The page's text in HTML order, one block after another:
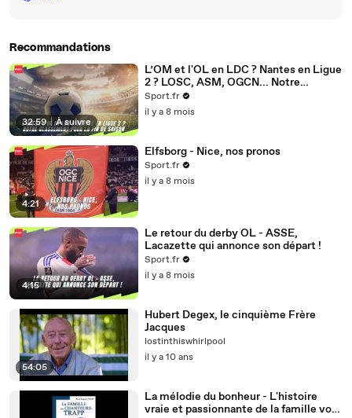
Recommandations
32:59 | À suivre
L’OM et l'OL en LDC ? Nantes en Ligue
2 ? LOSC, ASM, OGCN... Notre
classement pour la fin de saison
Sport.fr
il y a 8 mois
4:21
Elfsborg - Nice, nos pronos
Sport.fr
il y a 8 mois
4:15
Le retour du derby OL - ASSE,
Lacazette qui annonce son départ !
Sport.fr
il y a 8 mois
54:05
Hubert Degex, le cinquième Frère
Jacques
lostinthiswhirlpool
il y a 10 ans
La mélodie du bonheur - L'histoire
vraie et passionnante de la famille von